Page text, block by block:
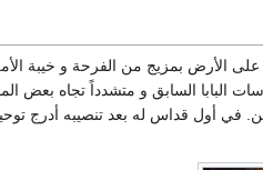
على الأرض بمزيج من الفرحة و خيبة
البابا السابق و متشدداً تجاه بعض
في أول قداس له بعد تنصيبه أدرج